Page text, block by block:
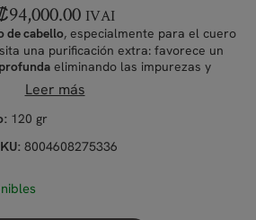
94,000.00 IVAI
de cabello, especialmente para el cuero
una purificación extra: favorece un
eliminando las impurezas y
de grasa, para una sensación de
Leer más
120 gr
8004608275336